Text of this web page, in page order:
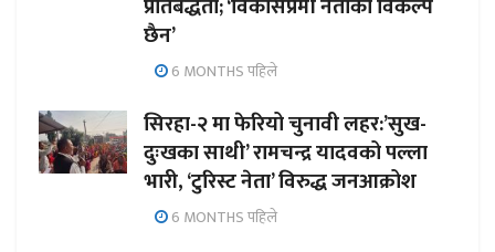
प्रतिबद्धता; ‘विकासप्रेमी नेताको विकल्प
छैन’
6 MONTHS पहिले
सिरहा-२ मा फेरियो चुनावी लहर:’सुख-
दुःखका साथी’ रामचन्द्र यादवको पल्ला
भारी, ‘टुरिस्ट नेता’ विरुद्ध जनआक्रोश
6 MONTHS पहिले